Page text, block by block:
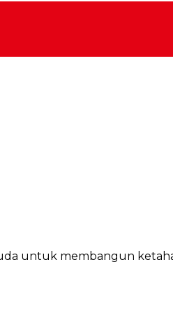
untuk membangun